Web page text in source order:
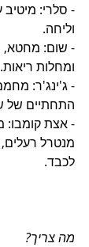
- סלרי:
וליחה.
- שום: מחטא,
ומחלות ריאות.
- ג'ינג'ר:
התחתיים של
- אצת קומבו:
מנטרל
לכבד.
מה צריך?